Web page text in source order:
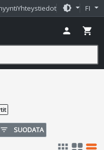
Yhteystiedot brightness_medium FI
person shopping_cart
filter_list SUODATA